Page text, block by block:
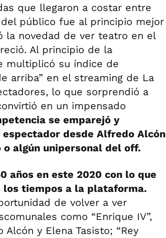
que llegaron a costar entre
público fue al principio mejor
la novedad de ver teatro en el
Al principio de la
multiplicó su índice de
arriba” en el streaming de La
lo que sorprendió a
en un impensado
se emparejó y
desde Alfredo Alcón
algún unipersonal del off.
años en este 2020 con lo que
tiempos a la plataforma.
de volver a ver
como “Enrique IV”,
y Elena Tasisto; “Rey